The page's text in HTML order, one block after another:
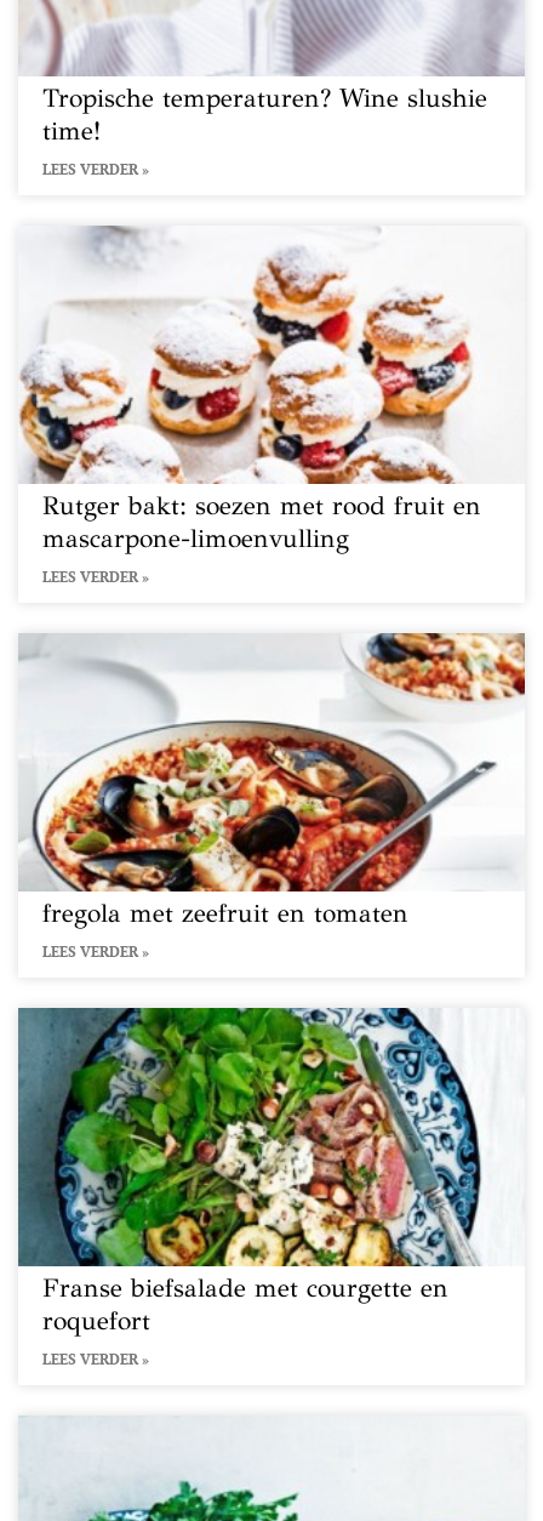
Tropische temperaturen? Wine slushie
time!
LEES VERDER »
Rutger bakt: soezen met rood fruit en
mascarpone-limoenvulling
LEES VERDER »
fregola met zeefruit en tomaten
LEES VERDER »
Franse biefsalade met courgette en
roquefort
LEES VERDER »